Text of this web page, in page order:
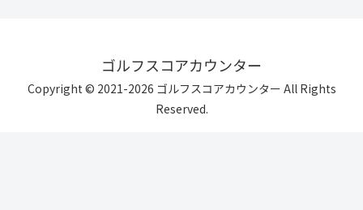
ゴルフスコアカウンター
Copyright © 2021-2026 ゴルフスコアカウンター All Rights
Reserved.